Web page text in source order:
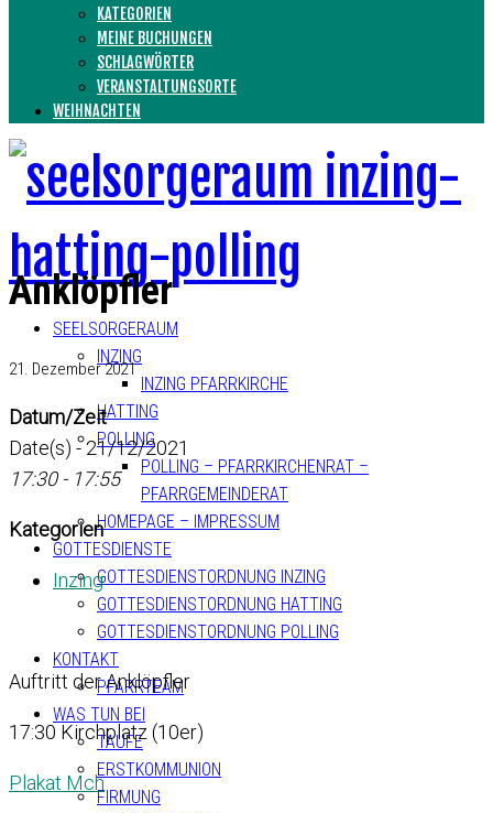
KATEGORIEN
MEINE BUCHUNGEN
SCHLAGWÖRTER
VERANSTALTUNGSORTE
WEIHNACHTEN
SEELSORGERAUM
INZING
INZING PFARRKIRCHE
HATTING
POLLING
POLLING – PFARRKIRCHENRAT –
PFARRGEMEINDERAT
HOMEPAGE – IMPRESSUM
GOTTESDIENSTE
GOTTESDIENSTORDNUNG INZING
GOTTESDIENSTORDNUNG HATTING
GOTTESDIENSTORDNUNG POLLING
KONTAKT
PFARRTEAM
WAS TUN BEI
TAUFE
ERSTKOMMUNION
FIRMUNG
Anklöpfler
21. Dezember 2021
Datum/Zeit
Date(s) - 21/12/2021
17:30 - 17:55
Kategorien
Inzing
Auftritt der Anklöpfler
17:30 Kirchplatz (10er)
Plakat Mch